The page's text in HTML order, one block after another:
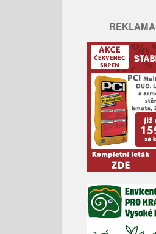
REKLAMA